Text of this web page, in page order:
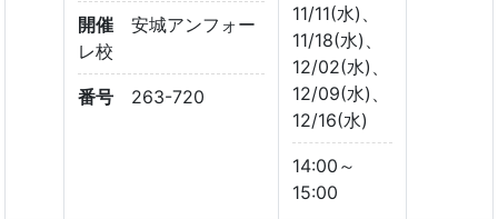
開催
安城アンフォー
レ校
番号 263-720
11/11(水)、
11/18(水)、
12/02(水)、
12/09(水)、
12/16(水)
14:00～
15:00